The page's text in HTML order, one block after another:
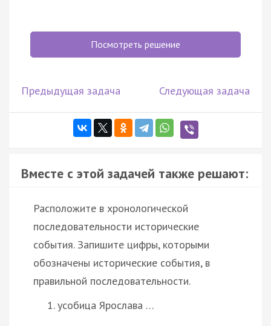
Посмотреть решение
Предыдущая задача Следующая задача
Вместе с этой задачей также решают:
Расположите в хронологической
последовательности исторические
события. Запишите цифры, которыми
обозначены исторические события, в
правильной последовательности.
усобица Ярослава …